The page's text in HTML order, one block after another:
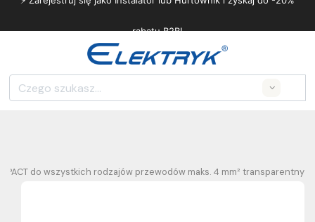
rabatu B2B!
do wszystkich rodzajów przewodów maks. 4 mm² transparentny